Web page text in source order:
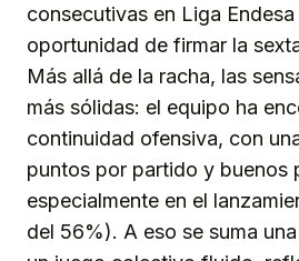
consecutivas en Liga
oportunidad de firmar la
Más allá de la racha, las
más sólidas: el equipo ha
continuidad ofensiva, con
puntos por partido y buenos
especialmente en el
del 56%). A eso se suma